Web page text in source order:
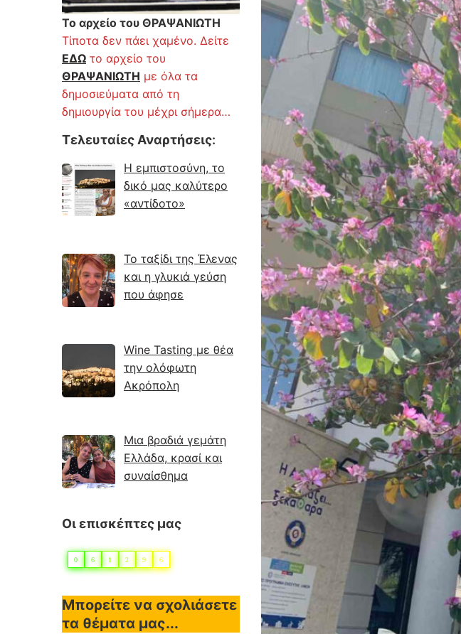
Το αρχείο του ΘΡΑΨΑΝΙΩΤΗ
Τίποτα δεν πάει χαμένο. Δείτε
ΕΔΩ το αρχείο του
ΘΡΑΨΑΝΙΩΤΗ με όλα τα
δημοσιεύματα από τη
δημιουργία του μέχρι σήμερα…
Τελευταίες Αναρτήσεις:
Η εμπιστοσύνη, το
δικό μας καλύτερο
«αντίδοτο»
Το ταξίδι της Έλενας
και η γλυκιά γεύση
που άφησε
Wine Tasting με θέα
την ολόφωτη
Ακρόπολη
Μια βραδιά γεμάτη
Ελλάδα, κρασί και
συναίσθημα
Οι επισκέπτες μας
0 6 1 2 9 6
Μπορείτε να σχολιάσετε
τα θέματα μας...